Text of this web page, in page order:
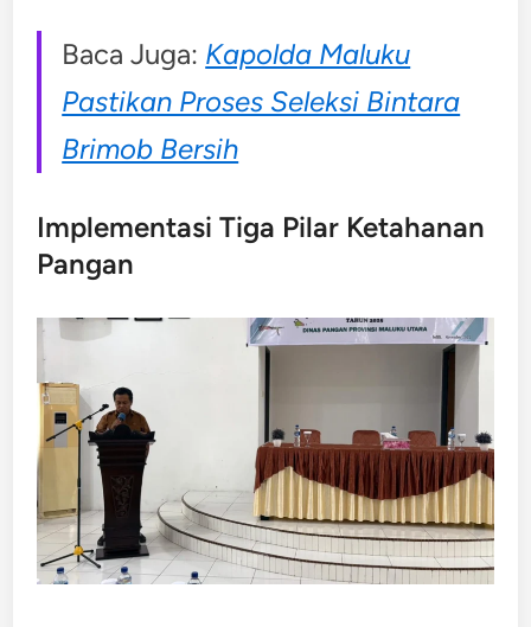
Baca Juga: Kapolda Maluku
Pastikan Proses Seleksi Bintara
Brimob Bersih
Implementasi Tiga Pilar Ketahanan
Pangan